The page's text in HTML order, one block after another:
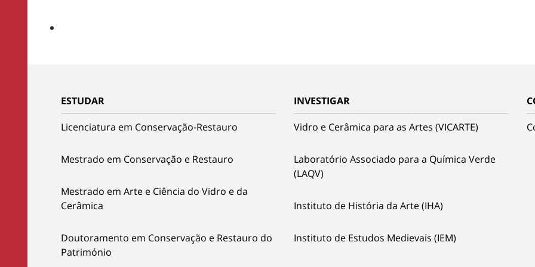
ESTUDAR
Licenciatura em Conservação-Restauro
Mestrado em Conservação e Restauro
Mestrado em Arte e Ciência do Vidro e da
Cerâmica
Doutoramento em Conservação e Restauro do
Património
INVESTIGAR
Vidro e Cerâmica para as Artes (VICARTE)
Laboratório Associado para a Química Verde
(LAQV)
Instituto de História da Arte (IHA)
Instituto de Estudos Medievais (IEM)